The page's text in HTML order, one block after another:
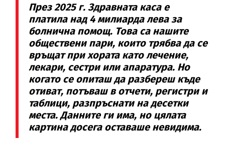
През 2025 г. Здравната каса е
платила над 4 милиарда лева за
болнична помощ. Това са нашите
обществени пари, които трябва да се
връщат при хората като лечение,
лекари, сестри или апаратура. Но
когато се опиташ да разбереш къде
отиват, потъваш в отчети, регистри и
таблици, разпръснати на десетки
места. Данните ги има, но цялата
картина досега оставаше невидима.